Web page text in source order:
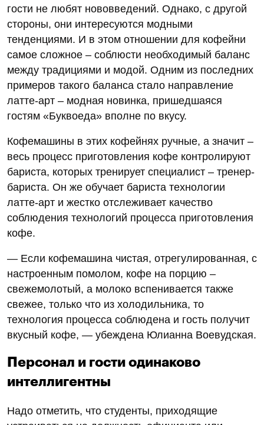
гости не любят нововведений. Однако, с другой
стороны, они интересуются модными
тенденциями. И в этом отношении для кофейни
самое сложное – соблюсти необходимый баланс
между традициями и модой. Одним из последних
примеров такого баланса стало направление
латте-арт – модная новинка, пришедшаяся
гостям «Буквоеда» вполне по вкусу.
Кофемашины в этих кофейнях ручные, а значит –
весь процесс приготовления кофе контролируют
бариста, которых тренирует специалист – тренер-
бариста. Он же обучает бариста технологии
латте-арт и жестко отслеживает качество
соблюдения технологий процесса приготовления
кофе.
— Если кофемашина чистая, отрегулированная, с
настроенным помолом, кофе на порцию –
свежемолотый, а молоко вспенивается также
свежее, только что из холодильника, то
технология процесса соблюдена и гость получит
вкусный кофе, — убеждена Юлианна Воевудская.
Персонал и гости одинаково
интеллигентны
Надо отметить, что студенты, приходящие